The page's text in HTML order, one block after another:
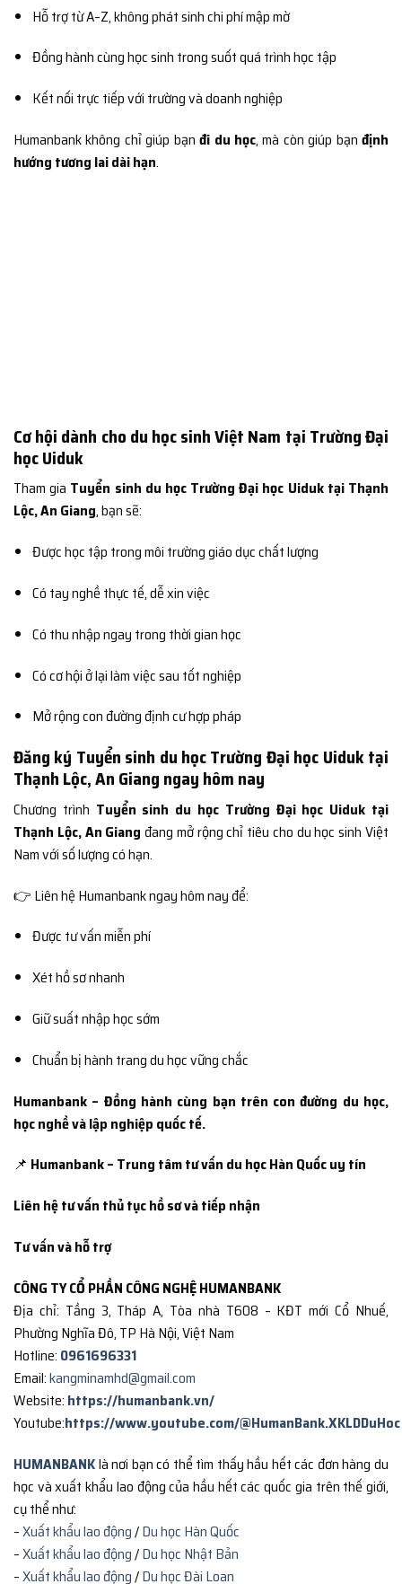
Hỗ trợ từ A–Z, không phát sinh chi phí mập mờ
Đồng hành cùng học sinh trong suốt quá trình học tập
Kết nối trực tiếp với trường và doanh nghiệp
Humanbank không chỉ giúp bạnđi du học, mà còn giúp bạnđịnh
hướng tương lai dài hạn.
Cơ hội dành cho du học sinh Việt Nam tại Trường Đại
học Uiduk
Tham gia Tuyển sinh du học Trường Đại học Uiduk tại Thạnh
Lộc, An Giang, bạn sẽ:
Được học tập trong môi trường giáo dục chất lượng
Có tay nghề thực tế, dễ xin việc
Có thu nhập ngay trong thời gian học
Có cơ hội ở lại làm việc sau tốt nghiệp
Mở rộng con đường định cư hợp pháp
Đăng ký Tuyển sinh du học Trường Đại học Uiduk tại
Thạnh Lộc, An Giang ngay hôm nay
Chương trình Tuyển sinh du học Trường Đại học Uiduk tại
Thạnh Lộc, An Giang đang mở rộng chỉ tiêu cho du học sinh Việt
Nam với số lượng có hạn.
👉 Liên hệ Humanbank ngay hôm nay để:
Được tư vấn miễn phí
Xét hồ sơ nhanh
Giữ suất nhập học sớm
Chuẩn bị hành trang du học vững chắc
Humanbank – Đồng hành cùng bạn trên con đường du học,
học nghề và lập nghiệp quốc tế.
📌 Humanbank – Trung tâm tư vấn du học Hàn Quốc uy tín
Liên hệ tư vấn thủ tục hồ sơ và tiếp nhận
Tư vấn và hỗ trợ
CÔNG TY CỔ PHẦN CÔNG NGHỆ HUMANBANK
Địa chỉ: Tầng 3, Tháp A, Tòa nhà T608 – KĐT mới Cổ Nhuế,
Phường Nghĩa Đô, TP Hà Nội, Việt Nam
Hotline: 0961696331
Email:kangminamhd@gmail.com
Website: https://humanbank.vn/
Youtube:https://www.youtube.com/@HumanBank.XKLDDuHoc
HUMANBANKlà nơi bạn có thể tìm thấy hầu hết các đơn hàng du
học và xuất khẩu lao động của hầu hết các quốc gia trên thế giới,
cụ thể như:
–Xuất khẩu lao động/Du học Hàn Quốc
–Xuất khẩu lao động/Du học Nhật Bản
–Xuất khẩu lao động/Du học Đài Loan